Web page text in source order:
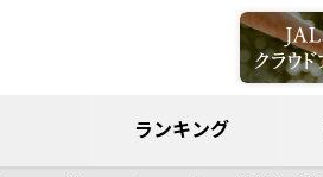
ランキング